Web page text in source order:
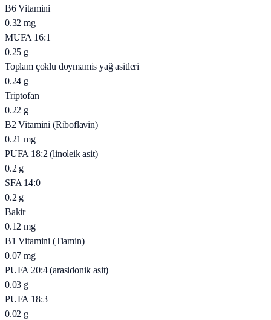
B6 Vitamini
0.32 mg
MUFA 16:1
0.25 g
Toplam çoklu doymamis yağ asitleri
0.24 g
Triptofan
0.22 g
B2 Vitamini (Riboflavin)
0.21 mg
PUFA 18:2 (linoleik asit)
0.2 g
SFA 14:0
0.2 g
Bakir
0.12 mg
B1 Vitamini (Tiamin)
0.07 mg
PUFA 20:4 (arasidonik asit)
0.03 g
PUFA 18:3
0.02 g